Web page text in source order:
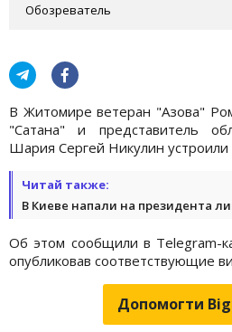
Обозреватель
В Житомире ветеран "Азова"
"Сатана" и представитель
Шария Сергей Никулин устроили
Читай также:
В Киеве напали на президента
Об этом сообщили в Telegram-
опубликовав соответствующие
Допомогти